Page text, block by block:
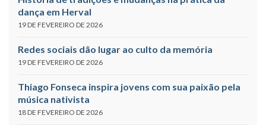
dança em Herval
19 DE FEVEREIRO DE 2026
Redes sociais dão lugar ao culto da memória
19 DE FEVEREIRO DE 2026
Thiago Fonseca inspira jovens com sua paixão pela
música nativista
18 DE FEVEREIRO DE 2026